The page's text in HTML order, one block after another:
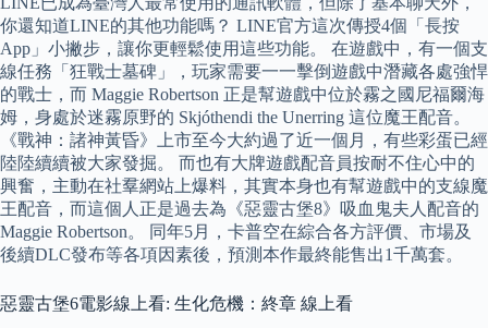
你還知道LINE的其他功能嗎？ LINE官方這次傳授4個「長按
App」小撇步，讓你更輕鬆使用這些功能。 在遊戲中，有一個支
線任務「狂戰士墓碑」，玩家需要一一擊倒遊戲中潛藏各處強悍
的戰士，而 Maggie Robertson 正是幫遊戲中位於霧之國尼福爾海
姆，身處於迷霧原野的 Skjóthendi the Unerring 這位魔王配音。
《戰神：諸神黃昏》上市至今大約過了近一個月，有些彩蛋已經
陸陸續續被大家發掘。 而也有大牌遊戲配音員按耐不住心中的
興奮，主動在社羣網站上爆料，其實本身也有幫遊戲中的支線魔
王配音，而這個人正是過去為《惡靈古堡8》吸血鬼夫人配音的
Maggie Robertson。 同年5月，卡普空在綜合各方評價、市場及
後續DLC發布等各項因素後，預測本作最終能售出1千萬套。
惡靈古堡6電影線上看: 生化危機：終章 線上看